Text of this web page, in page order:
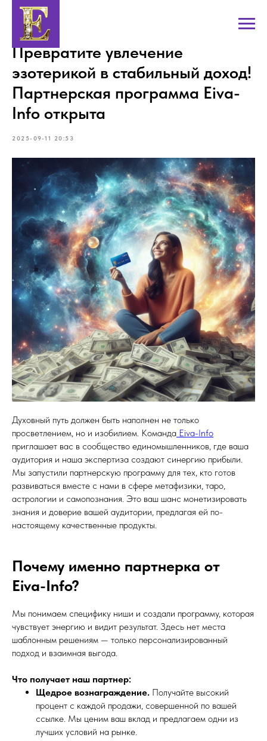
Превратите увлечение
эзотерикой в стабильный доход!
Партнерская программа Eiva-
Info открыта
2025-09-11 20:53
Духовный путь должен быть наполнен не только
просветлением, но и изобилием. Команда Eiva-Info
приглашает вас в сообщество единомышленников, где ваша
аудитория и наша экспертиза создают синергию прибыли.
Мы запустили партнерскую программу для тех, кто готов
развиваться вместе с нами в сфере метафизики, таро,
астрологии и самопознания. Это ваш шанс монетизировать
знания и доверие вашей аудитории, предлагая ей по-
настоящему качественные продукты.
Почему именно партнерка от
Eiva-Info?
Мы понимаем специфику ниши и создали программу, которая
чувствует энергию и видит результат. Здесь нет места
шаблонным решениям — только персонализированный
подход и взаимная выгода.
Что получает наш партнер:
Щедрое вознаграждение. Получайте высокий
процент с каждой продажи, совершенной по вашей
ссылке. Мы ценим ваш вклад и предлагаем одни из
лучших условий на рынке.